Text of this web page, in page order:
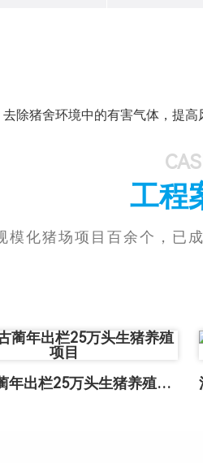
除猪舍环境中的有害气体，提高
工程
模化猪场项目百余个，已
巨星古蔺年出栏25万头生猪养殖项目